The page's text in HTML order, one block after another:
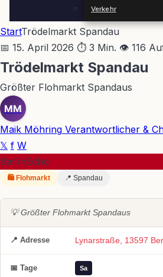
Verkehr
StartTrödelmarkt Spandau
📅 15. April 2026 ⏱ 3 Min. 👁 116
Trödelmarkt Spandau
Größter Flohmarkt Spandaus
MM
Maik Möhring Verantwortlicher &
𝕏 f W
BerlinEcho
🛍 Flohmarkt 📍 Spandau
💡 Größter Flohmarkt Spandaus
📍 Adresse Lynarstraße, 13597
📅 Tage Sa